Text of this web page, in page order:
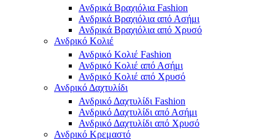
Ανδρικά Βραχιόλια Fashion
Ανδρικά Βραχιόλια από Ασήμι
Ανδρικά Βραχιόλια από Χρυσό
Ανδρικό Κολιέ
Ανδρικό Κολιέ Fashion
Ανδρικό Κολιέ από Ασήμι
Ανδρικό Κολιέ από Χρυσό
Ανδρικό Δαχτυλίδι
Ανδρικό Δαχτυλίδι Fashion
Ανδρικό Δαχτυλίδι από Ασήμι
Ανδρικό Δαχτυλίδι από Χρυσό
Ανδρικό Κρεμαστό